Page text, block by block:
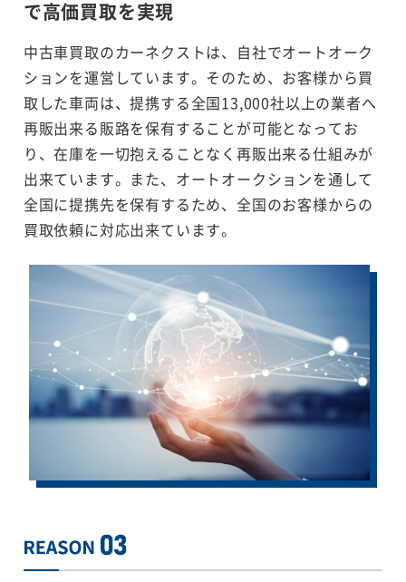
で高価買取を実現
中古車買取のカーネクストは、自社でオートオーク
ションを運営しています。そのため、お客様から買
取した車両は、提携する全国13,000社以上の業者へ
再販出来る販路を保有することが可能となってお
り、在庫を一切抱えることなく再販出来る仕組みが
出来ています。また、オートオークションを通して
全国に提携先を保有するため、全国のお客様からの
買取依頼に対応出来ています。